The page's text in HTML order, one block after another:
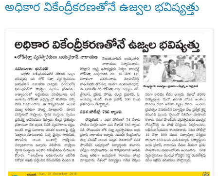
అధికార వికేంద్రీకరణతోనే ఉజ్వల భవిష్యత్తు